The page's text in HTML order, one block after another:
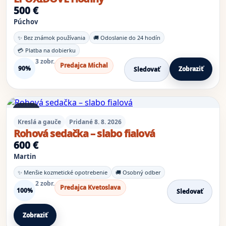
500 €
Púchov
✨ Bez známok používania
🚚 Odoslanie do 24 hodín
💳 Platba na dobierku
90%
3 zobr. Predajca Michal Sledovať Zobraziť
8 foto
Kreslá a gauče
Pridané 8. 8. 2026
Rohová sedačka – slabo fialová
600 €
Martin
✨ Menšie kozmetické opotrebenie 🚚 Osobný odber
100%
2 zobr. Predajca Kvetoslava Sledovať
Zobraziť